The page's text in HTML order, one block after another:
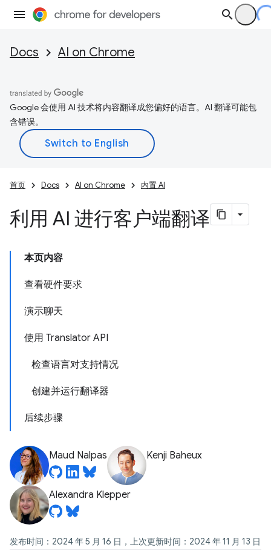
Docs AI on Chrome
Google 会使用 AI 技术将内容翻译成您偏好的语言。AI 翻译可能包
含错误。
首页 Docs AI on Chrome 内置 AI
利用 AI 进行客户端翻译
本页内容
查看硬件要求
演示聊天
使用 Translator API
检查语言对支持情况
创建并运行翻译器
后续步骤
Maud Nalpas Kenji Baheux
Alexandra Klepper
发布时间：2024 年 5 月 16 日，上次更新时间：2024 年 11 月 13 日